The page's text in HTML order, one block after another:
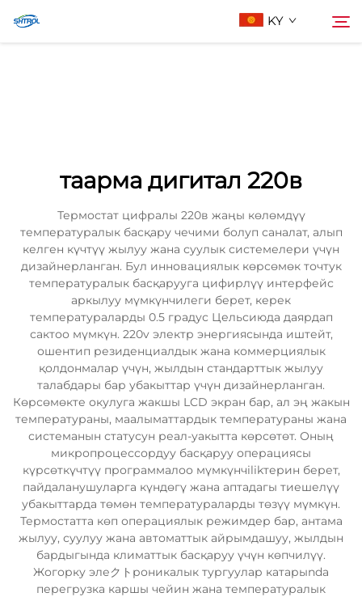
KY
Бизге Байланыш
таарма дигитал 220в
Термостат цифралы 220в жаңы көлөмдүү
температуралык басқару чечими болуп саналат, алып
келген күчтүү жылуу жана суулык системелери үчүн
дизайнерланган. Бул инновациялык көрсөмөк точтук
температуралык басқарууга цифирлүү интерфейс
аркылуу мүмкүнчилеги берет, керек
температураларды 0.5 градус Цельсиюда даярдап
сактоо мүмкүн. 220v электр энергиясында иштейт,
ошентип резиденциалдык жана коммерциялык
қолдонмалар үчүн, жылдын стандарттык жылуу
талабдары бар убакыттар үчүн дизайнерланган.
Көрсөмөкте окулуга жакшы LCD экран бар, ал эң жакын
температураны, маалыматтардык температураны жана
системанын статусун реал-уакытта көрсөтөт. Оның
микропроцессордуу басқаруу операциясы
күрсөткүчтүү программалоо мүмкүнчilikтерин берет,
пайдаланушуларга күндөгү жана аптадагы тиешелүү
убакыттарда төмөн температураларды төзүү мүмкүн.
Термостатта көп операциялык режимдер бар, антама
жылуу, суулуу жана автоматтык айрымдашуу, жылдын
бардыгында климаттык басқаруу үчүн көпчилүү.
Жогорку элеクトроникалык тургуулар катарыnda
перегрузка каршы чейин жана температуралык